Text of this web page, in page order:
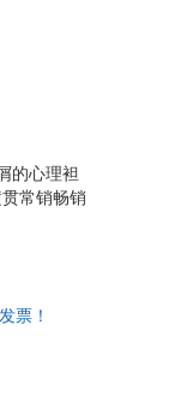
的心理袒
常销畅销
票！